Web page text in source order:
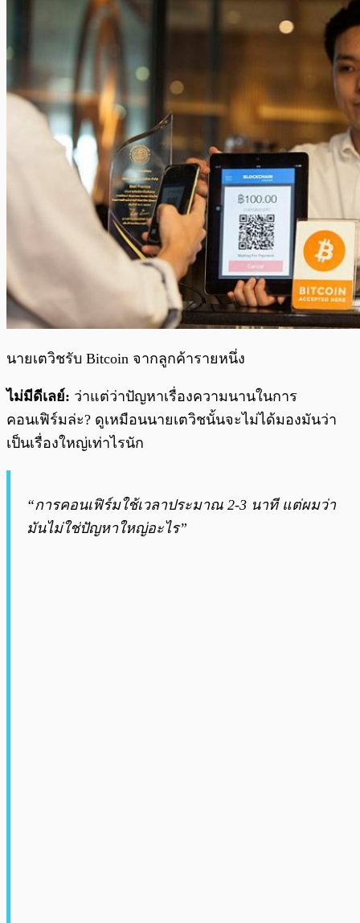
นายเตวิชรับ Bitcoin จากลูกค้ารายหนึ่ง
ไม่มีดีเลย์: ว่าแต่ว่าปัญหาเรื่องความนานในการ
คอนเฟิร์มล่ะ? ดูเหมือนนายเตวิชนั้นจะไม่ได้มองมันว่า
เป็นเรื่องใหญ่เท่าไรนัก
“การคอนเฟิร์มใช้เวลาประมาณ 2-3 นาที แต่ผมว่า
มันไม่ใช่ปัญหาใหญ่อะไร”